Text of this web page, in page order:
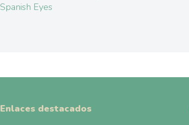
Spanish Eyes
Enlaces destacados